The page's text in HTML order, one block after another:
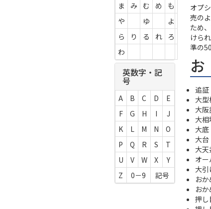
オプ
売の
ため
けら
準の
お
追証
大型
大阪
大相
大底
大台
大天
オー
大引
お
お
押し
ま
み む め
も
や
ゆ
よ
ら
り る れ
ろ
わ
英数字・記
号
A B C D
E
F
G H I
J
K
L M N
O
P
Q R S
T
U
V W X
Y
Z
0－9 記号